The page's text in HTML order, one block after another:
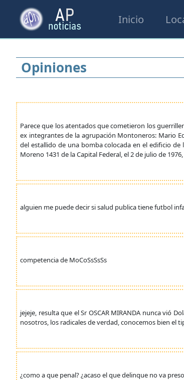
Inicio
Opiniones
Parece que los atentados que cometieron los
ex integrantes de la agrupación Montoneros: Mario
del estallido de una bomba colocada en el edificio de
Moreno 1431 de la Capital Federal, el 2 de julio de
alguien me puede decir si salud publica tiene futbol
competencia de MoCoSsSsSs
jejeje, resulta que el Sr OSCAR MIRANDA nunca vió
nosotros, los radicales de verdad, conocemos bien el
¿como a que penal? ¿acaso el que delinque no va